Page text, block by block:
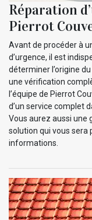
Réparation
Pierrot
Avant de procéder à
d’urgence, il est
déterminer l’origine
une vérification
l’équipe de Pierrot
d’un service complet
Vous aurez aussi une
solution qui vous sera
informations.